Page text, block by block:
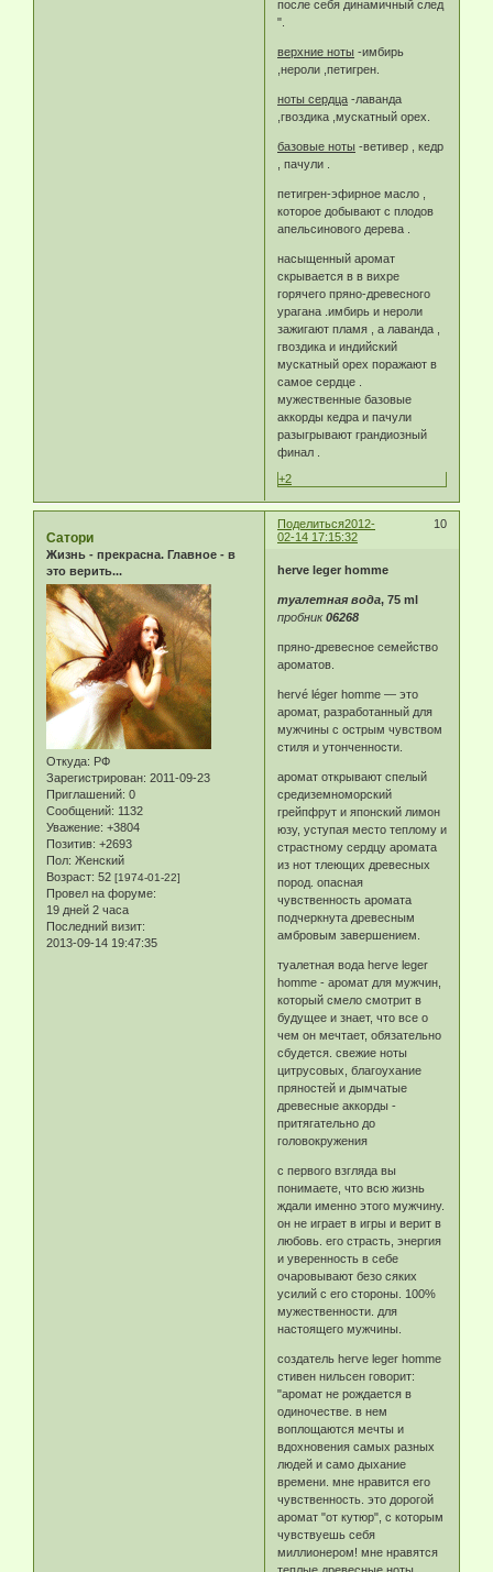
после себя динамичный след
".
верхние ноты -имбирь
,нероли ,петигрен.
ноты сердца -лаванда
,гвоздика ,мускатный орех.
базовые ноты -ветивер , кедр
, пачули .
петигрен-эфирное масло ,
которое добывают с плодов
апельсинового дерева .
насыщенный аромат
скрывается в в вихре
горячего пряно-древесного
урагана .имбирь и нероли
зажигают пламя , а лаванда ,
гвоздика и индийский
мускатный орех поражают в
самое сердце .
мужественные базовые
аккорды кедра и пачули
разыгрывают грандиозный
финал .
+2
Поделиться 10
2012-
02-14 17:15:32
Сатори
Жизнь - прекрасна. Главное - в
это верить...
Откуда: РФ
Зарегистрирован: 2011-09-23
Приглашений: 0
Сообщений: 1132
Уважение: +3804
Позитив: +2693
Пол: Женский
Возраст: 52 [1974-01-22]
Провел на форуме:
19 дней 2 часа
Последний визит:
2013-09-14 19:47:35
herve leger homme
туалетная вода, 75 ml
пробник06268
пряно-древесное семейство
ароматов.
hervé léger homme — это
аромат, разработанный для
мужчины с острым чувством
стиля и утонченности.
аромат открывают спелый
средиземноморский
грейпфрут и японский лимон
юзу, уступая место теплому и
страстному сердцу аромата
из нот тлеющих древесных
пород. опасная
чувственность аромата
подчеркнута древесным
амбровым завершением.
туалетная вода herve leger
homme - аромат для мужчин,
который смело смотрит в
будущее и знает, что все о
чем он мечтает, обязательно
сбудется. свежие ноты
цитрусовых, благоухание
пряностей и дымчатые
древесные аккорды -
притягательно до
головокружения
с первого взгляда вы
понимаете, что всю жизнь
ждали именно этого мужчину.
он не играет в игры и верит в
любовь. его страсть, энергия
и уверенность в себе
очаровывают безо сяких
усилий с его стороны. 100%
мужественности. для
настоящего мужчины.
создатель herve leger homme
стивен нильсен говорит:
"аромат не рождается в
одиночестве. в нем
воплощаются мечты и
вдохновения самых разных
людей и само дыхание
времени. мне нравится его
чувственность. это дорогой
аромат "от кутюр", с которым
чувствуешь себя
миллионером! мне нравятся
теплые древесные ноты,